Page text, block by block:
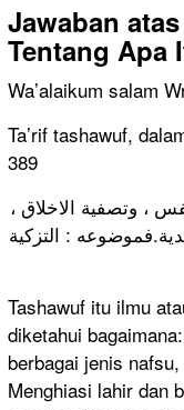
Jawaban
Tentang Apa
Wa’alaikum salam
Ta’rif tashawuf,
389
، وتصفية الاخلاق ،
: التزكية
Tashawuf itu ilmu
diketahui
berbagai jenis
Menghiasi lahir dan